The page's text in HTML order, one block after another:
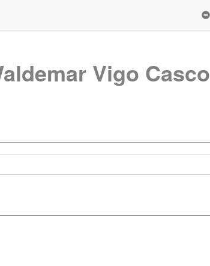
Vigo Casco